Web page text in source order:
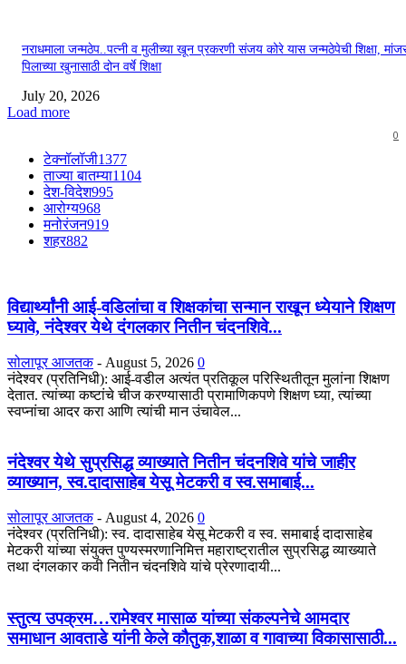
नराधमाला जन्मठेप..पत्नी व मुलीच्या खून प्रकरणी संजय कोरे यास जन्मठेपेची शिक्षा,
पिलाच्या खुनासाठी दोन वर्षे शिक्षा
July 20, 2026
Load more
0
टेक्नॉलॉजी1377
ताज्या बातम्या1104
देश-विदेश995
आरोग्य968
मनोरंजन919
शहर882
विद्यार्थ्यांनी आई-वडिलांचा व शिक्षकांचा सन्मान राखून ध्येयाने शिक्षण
घ्यावे, नंदेश्वर येथे दंगलकार नितीन चंदनशिवे...
सोलापूर आजतक - August 5, 2026 0
नंदेश्वर (प्रतिनिधी): आई-वडील अत्यंत प्रतिकूल परिस्थितीतून मुलांना शिक्षण
देतात. त्यांच्या कष्टांचे चीज करण्यासाठी प्रामाणिकपणे शिक्षण घ्या, त्यांच्या
स्वप्नांचा आदर करा आणि त्यांची मान उंचावेल...
नंदेश्वर येथे सुप्रसिद्ध व्याख्याते नितीन चंदनशिवे यांचे जाहीर
व्याख्यान, स्व.दादासाहेब येसू मेटकरी व स्व.समाबाई...
सोलापूर आजतक - August 4, 2026 0
नंदेश्वर (प्रतिनिधी): स्व. दादासाहेब येसू मेटकरी व स्व. समाबाई दादासाहेब
मेटकरी यांच्या संयुक्त पुण्यस्मरणानिमित्त महाराष्ट्रातील सुप्रसिद्ध व्याख्याते
तथा दंगलकार कवी नितीन चंदनशिवे यांचे प्रेरणादायी...
स्तुत्य उपक्रम…रामेश्वर मासाळ यांच्या संकल्पनेचे आमदार
समाधान आवताडे यांनी केले कौतुक,शाळा व गावाच्या विकासासाठी...